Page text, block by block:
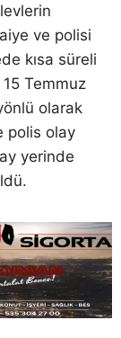
ve polisi
kısa süreli
Temmuz
olarak
polis olay
yerinde